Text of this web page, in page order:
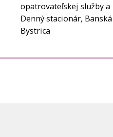
opatrovateľskej služby a
Denný stacionár, Banská
Bystrica